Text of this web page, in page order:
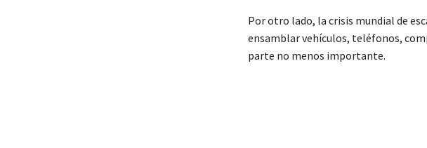
Por otro lado, la crisis mundial de
ensamblar vehículos, teléfonos,
parte no menos importante.